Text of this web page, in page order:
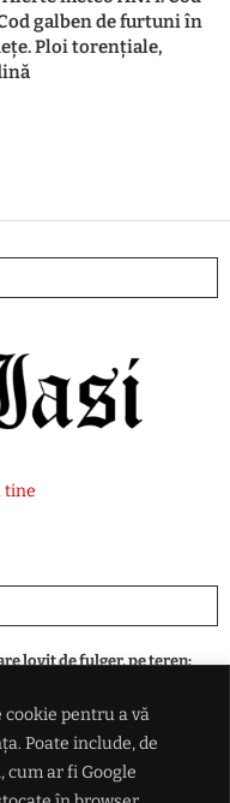
pentru a vă
Poate include, de
cum ar fi Google
galben de furtuni în
Ploi torențiale,
tine
lovit de fulger, pe teren:
Fritz și Kelemen Hunor